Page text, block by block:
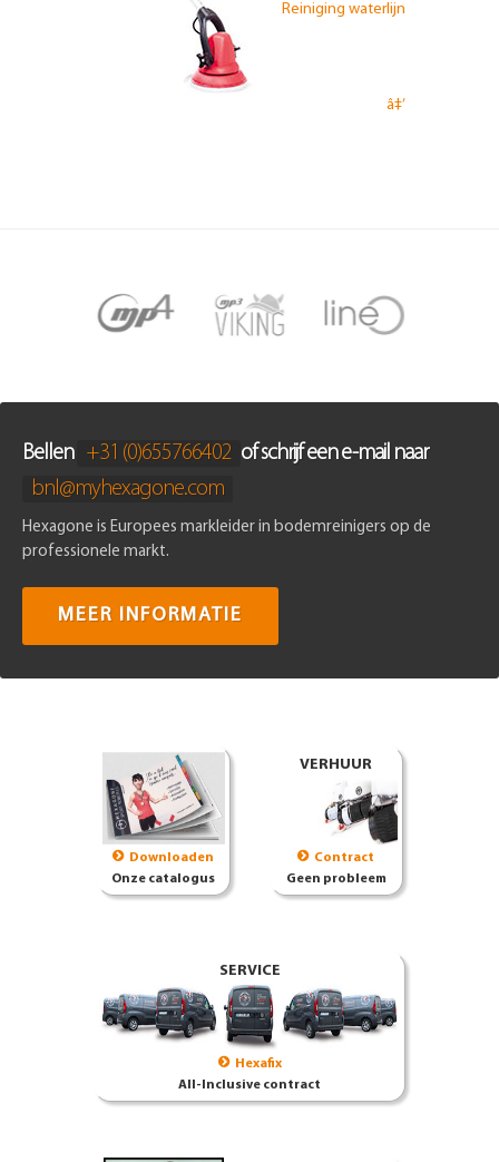
Reiniging waterlijn
â‡’
Bellen +31 (0)655766402 of schrijf een e-mail naar
bnl@myhexagone.com
Hexagone is Europees markleider in bodemreinigers op de
professionele markt.
MEER INFORMATIE
Downloaden
Onze catalogus
VERHUUR
Contract
Geen probleem
SERVICE
Hexafix
All-Inclusive contract